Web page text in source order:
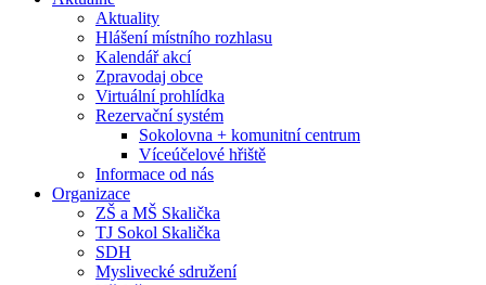
Aktuality
Hlášení místního rozhlasu
Kalendář akcí
Zpravodaj obce
Virtuální prohlídka
Rezervační systém
Sokolovna + komunitní centrum
Víceúčelové hřiště
Informace od nás
Organizace
ZŠ a MŠ Skalička
TJ Sokol Skalička
SDH
Myslivecké sdružení